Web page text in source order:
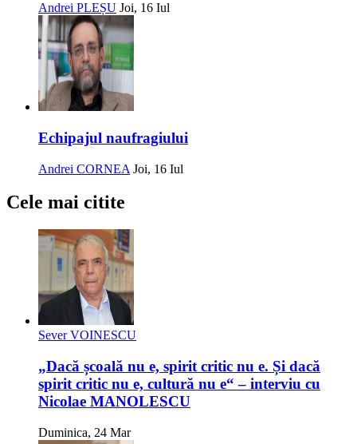
Andrei PLEȘU Joi, 16 Iul
Echipajul naufragiului
Andrei CORNEA Joi, 16 Iul
Cele mai citite
Sever VOINESCU
„Dacă școală nu e, spirit critic nu e. Și dacă
spirit critic nu e, cultură nu e“ – interviu cu
Nicolae MANOLESCU
Duminica, 24 Mar